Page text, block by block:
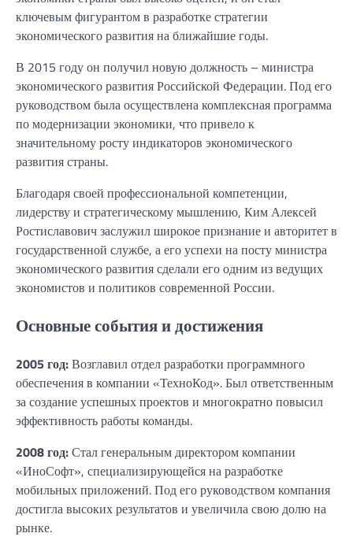
ключевым фигурантом в разработке стратегии
экономического развития на ближайшие годы.
В 2015 году он получил новую должность – министра
экономического развития Российской Федерации. Под его
руководством была осуществлена комплексная программа
по модернизации экономики, что привело к
значительному росту индикаторов экономического
развития страны.
Благодаря своей профессиональной компетенции,
лидерству и стратегическому мышлению, Ким Алексей
Ростиславович заслужил широкое признание и авторитет в
государственной службе, а его успехи на посту министра
экономического развития сделали его одним из ведущих
экономистов и политиков современной России.
Основные события и достижения
2005 год:Возглавил отдел разработки программного
обеспечения в компании «ТехноКод». Был ответственным
за создание успешных проектов и многократно повысил
эффективность работы команды.
2008 год:Стал генеральным директором компании
«ИноСофт», специализирующейся на разработке
мобильных приложений. Под его руководством компания
достигла высоких результатов и увеличила свою долю на
рынке.